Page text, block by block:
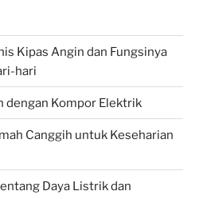
Kipas Angin dan Fungsinya
hari
dengan Kompor Elektrik
Canggih untuk Keseharian
Daya Listrik dan